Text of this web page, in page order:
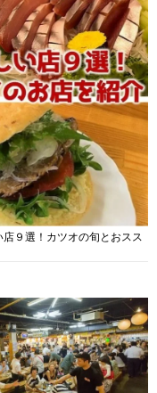
店９選！カツオの旬とおスス